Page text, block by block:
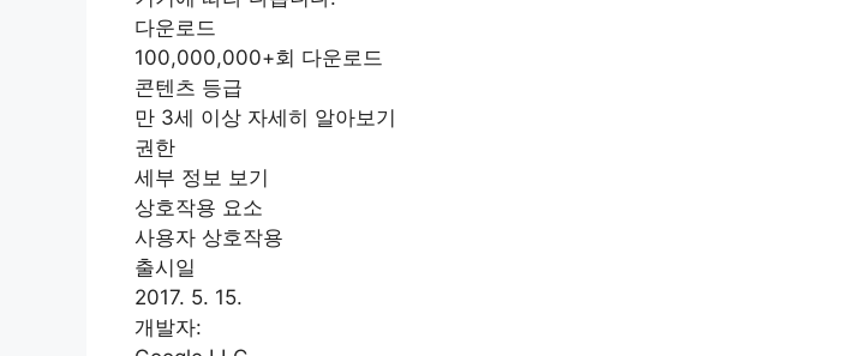
다운로드
100,000,000+회 다운로드
콘텐츠 등급
만 3세 이상 자세히 알아보기
권한
세부 정보 보기
상호작용 요소
사용자 상호작용
출시일
2017. 5. 15.
개발자: